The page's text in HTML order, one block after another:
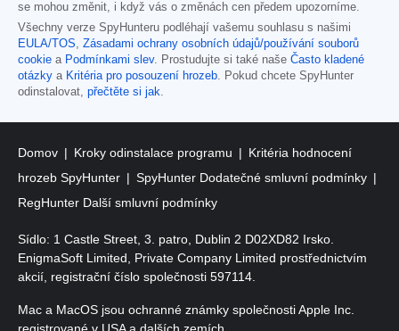
se mohou změnit, i když vás o změnách cen předem upozorníme.
Všechny verze SpyHunteru podléhají vašemu souhlasu s našimi
EULA/TOS, Zásadami ochrany osobních údajů/používání souborů
cookie a Podmínkami slev. Prostudujte si také naše Často kladené
otázky a Kritéria pro posouzení hrozeb. Pokud chcete SpyHunter
odinstalovat, přečtěte si jak.
Domov Kroky odinstalace programu
Kritéria hodnocení
hrozeb SpyHunter
SpyHunter Dodatečné smluvní podmínky
RegHunter Další smluvní podmínky
Sídlo: 1 Castle Street, 3. patro, Dublin 2 D02XD82 Irsko.
EnigmaSoft Limited, Private Company Limited prostřednictvím
akcií, registrační číslo společnosti 597114.
Mac a MacOS jsou ochranné známky společnosti Apple Inc.